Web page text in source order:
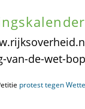
van-de-wet-
protest tegen